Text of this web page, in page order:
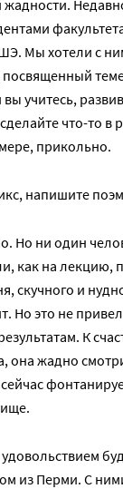
жадности.
Мы хотели с
посвященный
учитесь,
что-то в
прикольно.
напишите
Но ни один
как на лекцию,
скучного и
Но это не
К
она жадно
из Перми. С